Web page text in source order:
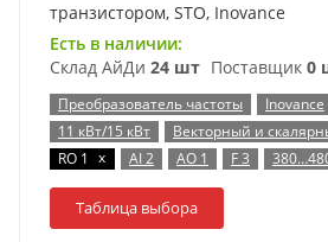
транзистором, STO, Inovance
Есть в наличии:
Склад АйДи 24 шт Поставщик 0
Преобразователь частоты Inovance
11 кВт/15 кВт
Векторный и
RO 1 x AI 2 AO 1 F 3
Таблица выбора